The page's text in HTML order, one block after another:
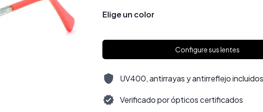
Elige un color
Configure sus lentes
UV400, antirrayas y antirreflejo
Verificado por ópticos certificados